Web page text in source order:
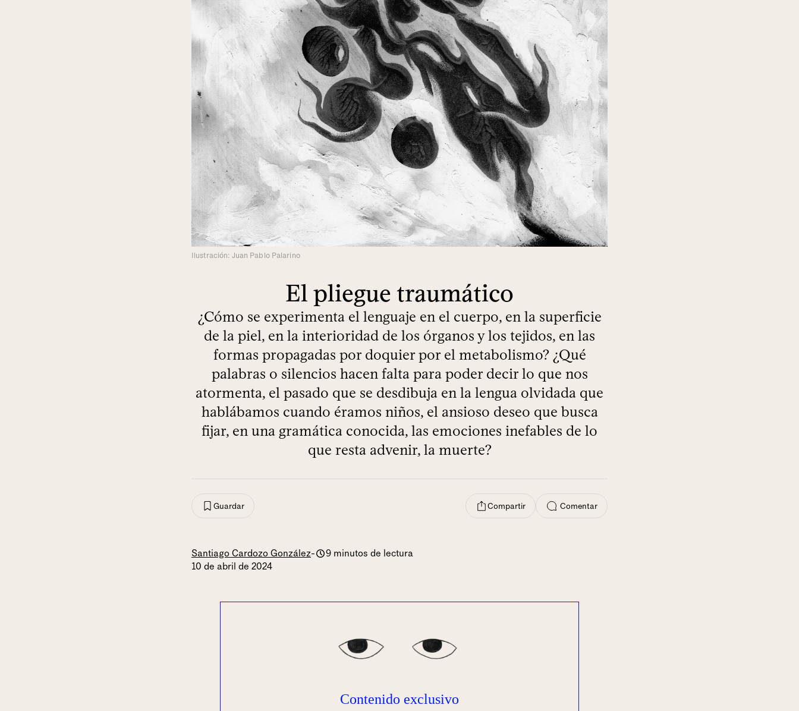
Ilustración: Juan Pablo Palarino
El pliegue traumático
¿Cómo se experimenta el lenguaje en el cuerpo, en la superficie
de la piel, en la interioridad de los órganos y los tejidos, en las
formas propagadas por doquier por el metabolismo? ¿Qué
palabras o silencios hacen falta para poder decir lo que nos
atormenta, el pasado que se desdibuja en la lengua olvidada que
hablábamos cuando éramos niños, el ansioso deseo que busca
fijar, en una gramática conocida, las emociones inefables de lo
que resta advenir, la muerte?
Guardar Compartir Comentar
Santiago Cardozo González-
9 minutos de lectura
10 de abril de 2024
Contenido exclusivo